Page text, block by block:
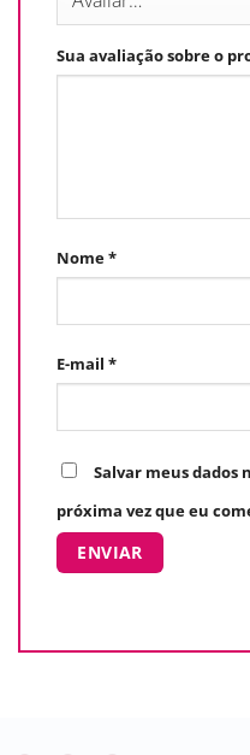
Sua avaliação sobre o
Nome*
E-mail *
Salvar meus dados
próxima vez que eu